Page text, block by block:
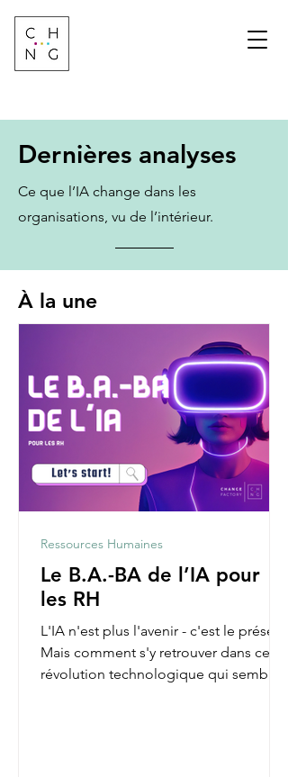
Dernières analyses
Ce que l’IA change dans les
organisations, vu de l’intérieur.
À la une
Le B.A.-BA de l’IA pour
les RH
L'IA n'est plus l'avenir - c'est le présent.
Mais comment s'y retrouver dans cette
révolution technologique qui semble
Ressources Humaines